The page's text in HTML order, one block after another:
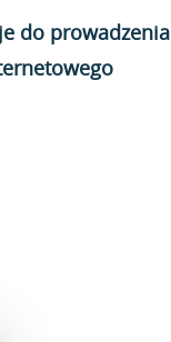
do prowadzenia